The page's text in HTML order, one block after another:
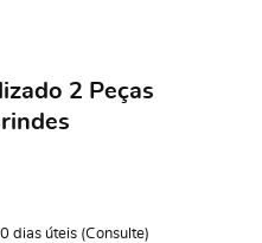
2 Peças
dias úteis (Consulte)